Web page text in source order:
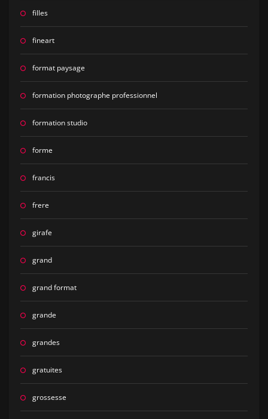
filles
fineart
format paysage
formation photographe professionnel
formation studio
forme
francis
frere
girafe
grand
grand format
grande
grandes
gratuites
grossesse